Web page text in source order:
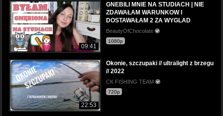
09:41
GNEBILI MNIE NA STUDIACH | NIE
ZDAWAŁAM WARUNKOW I
DOSTAWAŁAM 2 ZA WYGLAD
BeautyOfChocolate
1080p
22:53
Okonie, szczupaki // ultralight z brzegu
// 2022
CK FISHING TEAM
720p